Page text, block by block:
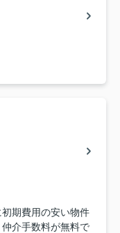
期費用の安い物件
介手数料が無料で